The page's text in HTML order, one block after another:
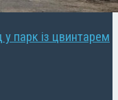
у парк із цвинтарем